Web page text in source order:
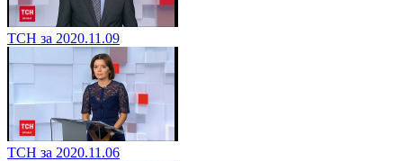
ТСН за 2020.11.09
ТСН за 2020.11.06